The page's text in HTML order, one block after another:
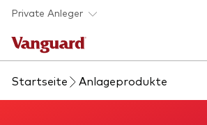
Skip to main content
Private Anleger
Anlageprodukte
Startseite Anlageprodukte